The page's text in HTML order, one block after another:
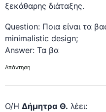
ξεκάθαρης διάταξης.
Question: Ποια είναι τα
minimalistic design;
Answer: Τα βα
Απάντηση
Ο/Η Δήμητρα Θ. λέει: